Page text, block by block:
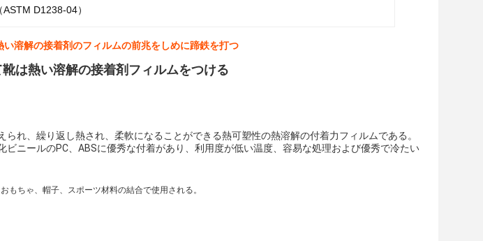
D1238-04）
溶解の接着剤のフィルムの前兆をしめに蹄鉄を打つ
は熱い溶解の接着剤フィルムをつける
れ、繰り返し熱され、柔軟になることができる熱可塑性の熱溶解の付着力フィルムである。
ビニールのPC、ABSに優秀な付着があり、利用度が低い温度、容易な処理および優秀で冷たい
もちゃ、帽子、スポーツ材料の結合で使用される。